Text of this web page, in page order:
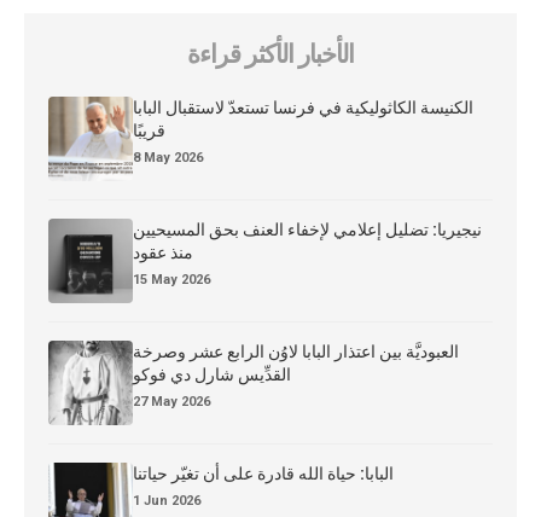
الأخبار الأكثر قراءة
الكنيسة الكاثوليكية في فرنسا تستعدّ لاستقبال البابا
قريبًا
8 May 2026
نيجيريا: تضليل إعلامي لإخفاء العنف بحق المسيحيين
منذ عقود
15 May 2026
العبوديَّة بين اعتذار البابا لاوُن الرابع عشر وصرخة
القدِّيس شارل دي فوكو
27 May 2026
البابا: حياة الله قادرة على أن تغيّر حياتنا
1 Jun 2026